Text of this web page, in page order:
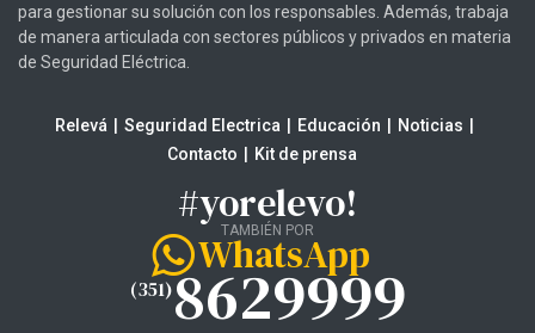
para gestionar su solución con los responsables. Además, trabaja
de manera articulada con sectores públicos y privados en materia
de Seguridad Eléctrica.
Relevá Seguridad Electrica Educación
Noticias
Contacto
Kit de prensa
#yorelevo!
TAMBIÉN POR
WhatsApp
(351)8629999